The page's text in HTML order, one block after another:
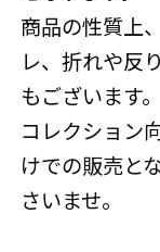
商品の性質上
レ、折れや反
もございます。
コレクション
けでの販売と
さいませ。